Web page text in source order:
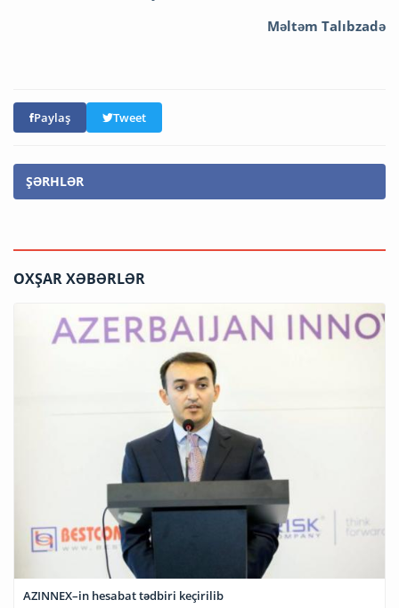
Məltəm Talıbzadə
Paylaş Tweet
ŞƏRHLƏR
OXŞAR XƏBƏRLƏR
AZINNEX–in hesabat tədbiri keçirilib